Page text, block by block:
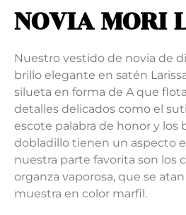
NOVIA MORI
Nuestro vestido de novia de
brillo elegante en satén
silueta en forma de A que
detalles delicados como el
escote palabra de honor y los
dobladillo tienen un aspecto
nuestra parte favorita son los
organza vaporosa, que se
muestra en color marfil.